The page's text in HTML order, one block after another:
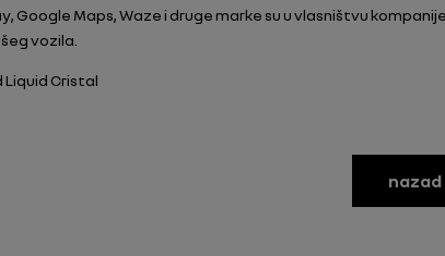
Google Maps, Waze i druge marke su u vlasništvu
vozila.
Liquid Cristal